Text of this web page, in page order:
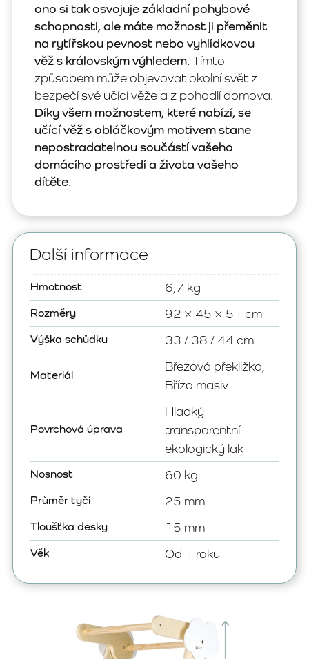
ono si tak osvojuje základní pohybové
schopnosti, ale máte možnost ji přeměnit
na rytířskou pevnost nebo vyhlídkovou
věž s královským výhledem. Tímto
způsobem může objevovat okolní svět z
bezpečí své učící věže a z pohodlí domova.
Díky všem možnostem, které nabízí, se
učící věž s obláčkovým motivem stane
nepostradatelnou součástí vašeho
domácího prostředí a života vašeho
dítěte.
Další informace
Hmotnost 6,7 kg
Rozměry 92 × 45 × 51 cm
Výška schůdku 33 / 38 / 44 cm
Materiál
Březová překližka,
Bříza masiv
Povrchová úprava
Hladký
transparentní
ekologický lak
Nosnost 60 kg
Průměr tyčí 25 mm
Tloušťka desky 15 mm
Věk Od 1 roku